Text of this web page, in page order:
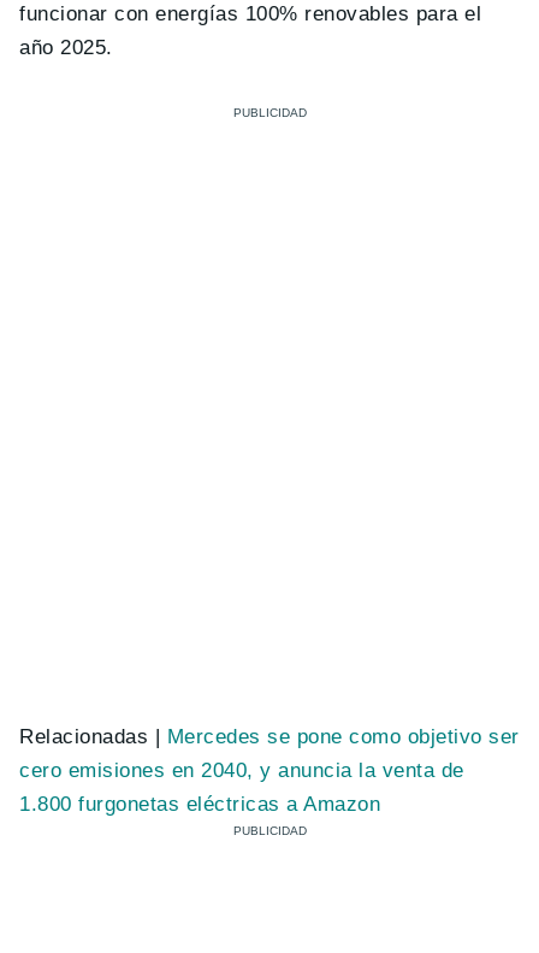
funcionar con energías 100% renovables para el
año 2025.
Relacionadas | Mercedes se pone como objetivo ser
cero emisiones en 2040, y anuncia la venta de
1.800 furgonetas eléctricas a Amazon